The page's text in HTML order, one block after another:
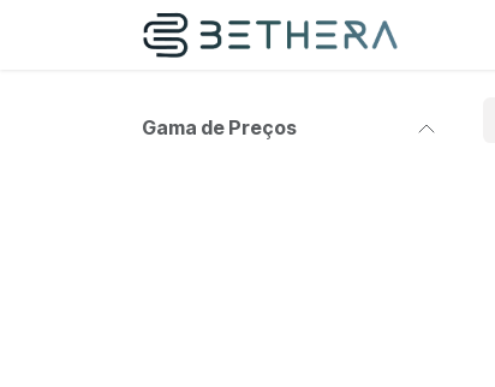
Pular para o conteúdo
Gama de Preços